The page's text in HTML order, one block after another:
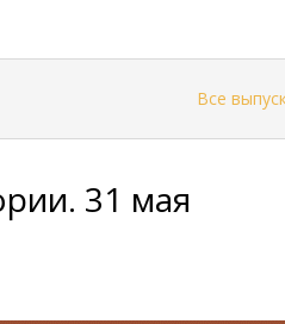
Все
31 мая